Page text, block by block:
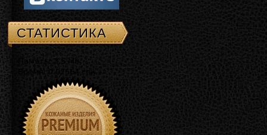
СТАТИСТИКА
Память: 3.5 Mb
Время: 0.02564 сек.